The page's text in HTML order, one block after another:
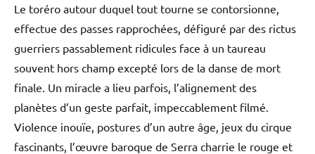
Le toréro autour duquel tout tourne se contorsionne,
effectue des passes rapprochées, défiguré par des rictus
guerriers passablement ridicules face à un taureau
souvent hors champ excepté lors de la danse de mort
finale. Un miracle a lieu parfois, l’alignement des
planètes d’un geste parfait, impeccablement filmé.
Violence inouïe, postures d’un autre âge, jeux du cirque
fascinants, l’œuvre baroque de Serra charrie le rouge et